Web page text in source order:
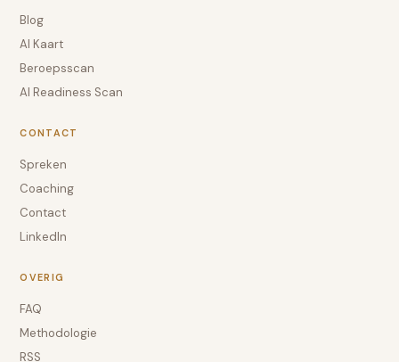
Blog
AI Kaart
Beroepsscan
AI Readiness Scan
CONTACT
Spreken
Coaching
Contact
LinkedIn
OVERIG
FAQ
Methodologie
RSS